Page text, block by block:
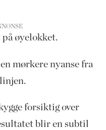
på øyelokket.
mørkere nyanse fra
forsiktig over
blir en subtil